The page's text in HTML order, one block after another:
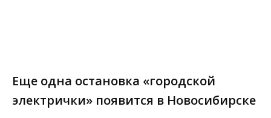
Еще одна остановка «городской
электрички» появится в Новосибирске